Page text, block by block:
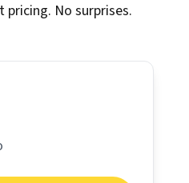
pricing. No surprises.